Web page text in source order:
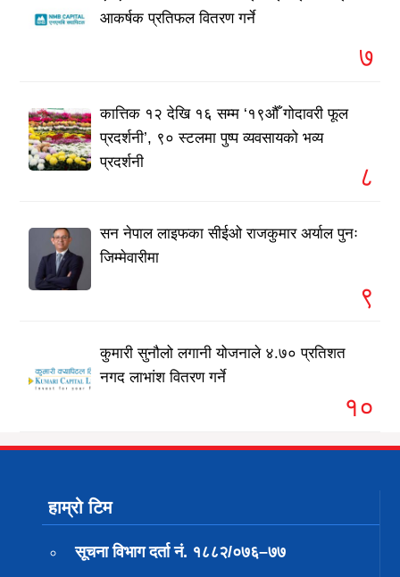
आकर्षक प्रतिफल वितरण गर्ने
७
कात्तिक १२ देखि १६ सम्म ‘१९औँ गोदावरी फूल
प्रदर्शनी’, ९० स्टलमा पुष्प व्यवसायको भव्य
प्रदर्शनी
८
सन नेपाल लाइफका सीईओ राजकुमार अर्याल पुनः
जिम्मेवारीमा
९
कुमारी सुनौलो लगानी योजनाले ४.७० प्रतिशत
नगद लाभांश वितरण गर्ने
१०
हाम्रो टिम
सूचना विभाग दर्ता नं. १८८२/०७६–७७